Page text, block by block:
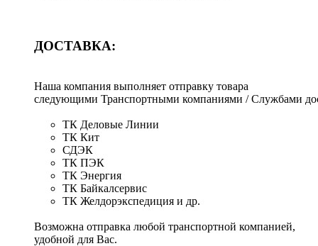
ДОСТАВКА:
Наша компания выполняет отправку товара
следующими Транспортными компаниями / Службами
ТК Деловые Линии
ТК Кит
СДЭК
ТК ПЭК
ТК Энергия
ТК Байкалсервис
ТК Желдорэкспедиция и др.
Возможна отправка любой транспортной компанией,
удобной для Вас.